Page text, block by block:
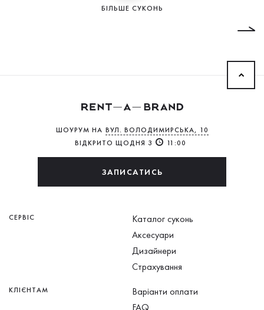
БІЛЬШЕ СУКОНЬ
ШОУРУМ НА ВУЛ. ВОЛОДИМИРСЬКА, 10
ВІДКРИТО ЩОДНЯ З
11:00
ЗАПИСАТИСЬ
СЕРВІС
Каталог суконь
Аксесуари
Дизайнери
Страхування
КЛІЄНТАМ
Варіанти оплати